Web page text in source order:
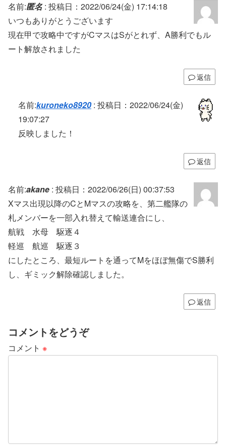
名前:匿名: 投稿日：2022/06/24(金) 17:14:18
いつもありがとうございます
現在甲で攻略中ですがCマスはSがとれず、A勝利でもル
ート解放されました
返信
名前:kuroneko8920: 投稿日：2022/06/24(金)
19:07:27
反映しました！
返信
名前:akane : 投稿日：2022/06/26(日) 00:37:53
Xマス出現以降のCとMマスの攻略を、第二艦隊の
札メンバーを一部入れ替えて輸送連合にし、
航戦 水母 駆逐４
軽巡 航巡 駆逐３
にしたところ、最短ルートを通ってMをほぼ無傷でS勝利
し、ギミック解除確認しました。
返信
コメントをどうぞ
コメント ※